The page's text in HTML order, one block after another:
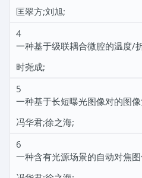
匡翠方;刘旭;
4
一种基于级联耦合微腔的温度/
时尧成;
5
一种基于长短曝光图像对的图
冯华君;徐之海;
6
一种含有光源场景的自动对焦